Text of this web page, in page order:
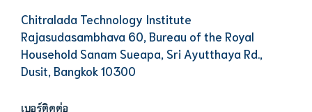
Chitralada Technology Institute
Rajasudasambhava 60, Bureau of the Royal
Household Sanam Sueapa, Sri Ayutthaya Rd.,
Dusit, Bangkok 10300
เบอร์ติดต่อ